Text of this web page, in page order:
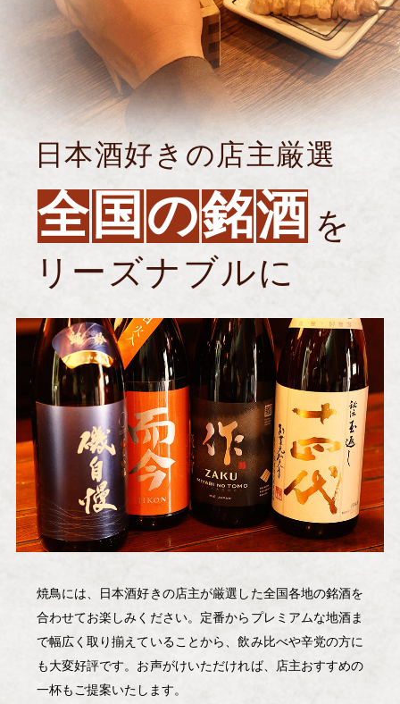
日本酒好きの店主厳選
全 国 の銘酒 を
リーズナブルに
焼鳥には、日本酒好きの店主が厳選した全国各地の銘酒を
合わせてお楽しみください。 定番からプレミアムな地酒ま
で幅広く取り揃えていることから、飲み比べや辛党の方に
も大変好評です。お声がけいただければ、店主おすすめの
一杯もご提案いたします。